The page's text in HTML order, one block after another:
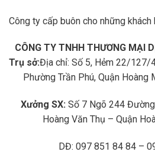
Công ty cấp buôn cho những khách
CÔNG TY TNHH THƯƠNG MẠI
Trụ sở:Địa chỉ: Số 5, Hẻm 22/127/
Phường Trần Phú, Quận Hoàng
Xưởng SX: Số 7 Ngõ 244
Hoàng Văn Thụ – Quận
DĐ: 097 851 84 84 –